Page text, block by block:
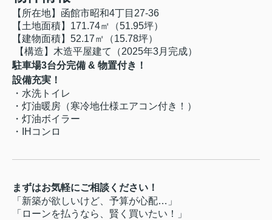
【所在地】函館市昭和4丁目 27-36
【土地面積】 171.74㎡（51.95坪）
【建物面積】 52.17㎡（15.78坪）
【構造】木造平屋建て（2025年3月完成）
駐車場3台分完備 & 物置付き！
設備充実！
・水洗トイレ
・灯油暖房 （寒冷地仕様エアコン付き！）
・灯油ボイラー
・
IH コンロ
まずはお気軽にご相談ください！
「新築が欲しいけど、予算が心配… 」
「ローンを払うなら、賢く買いたい！」